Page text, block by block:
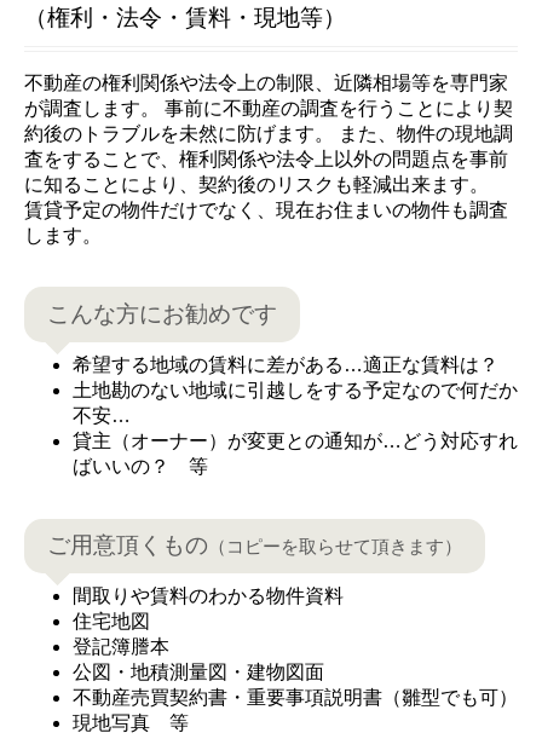
（権利・法令・賃料・現地等）
不動産の権利関係や法令上の制限、近隣相場等を専門家
が調査します。 事前に不動産の調査を行うことにより契
約後のトラブルを未然に防げます。 また、物件の現地調
査をすることで、権利関係や法令上以外の問題点を事前
に知ることにより、契約後のリスクも軽減出来ます。
賃貸予定の物件だけでなく、現在お住まいの物件も調査
します。
こんな方にお勧めです
希望する地域の賃料に差がある…適正な賃料は？
土地勘のない地域に引越しをする予定なので何だか
不安…
貸主（オーナー）が変更との通知が…どう対応すれ
ばいいの？ 等
ご用意頂くもの （コピーを取らせて頂きます）
間取りや賃料のわかる物件資料
住宅地図
登記簿謄本
公図・地積測量図・建物図面
不動産売買契約書・重要事項説明書（雛型でも可）
現地写真 等